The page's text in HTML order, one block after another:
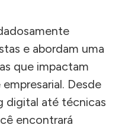
e abordam uma
que impactam
Desde
digital até técnicas
encontrará